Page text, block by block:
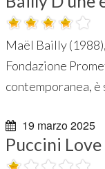
Maël Bailly
Fondazione
contemporanea, è
19 marzo 2025
Puccini